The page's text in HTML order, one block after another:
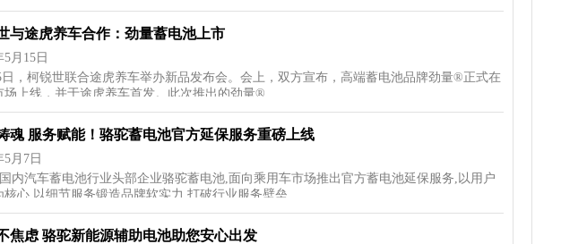
与途虎养车合作：劲量蓄电池上市
5月15日
日，柯锐世联合途虎养车举办新品发布会。会上，双方宣布，高端蓄电池品牌劲量®正式在
场上线，并于途虎养车首发。此次推出的劲量®…
魂 服务赋能！骆驼蓄电池官方延保服务重磅上线
5月7日
内汽车蓄电池行业头部企业骆驼蓄电池,面向乘用车市场推出官方蓄电池延保服务,以用户
核心,以细节服务锻造品牌软实力,打破行业服务壁垒,…
焦虑 骆驼新能源辅助电池助您安心出发